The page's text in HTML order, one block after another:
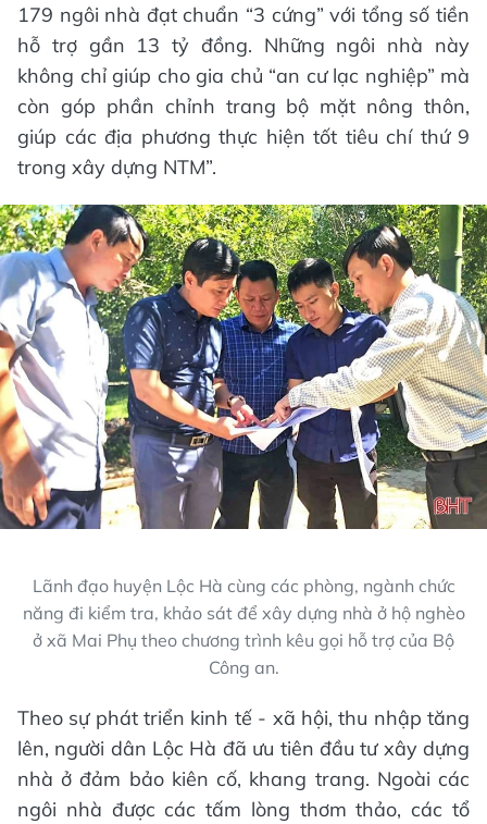
179 ngôi nhà đạt chuẩn “3 cứng” với tổng số tiền
hỗ trợ gần 13 tỷ đồng. Những ngôi nhà này
không chỉ giúp cho gia chủ “an cư lạc nghiệp” mà
còn góp phần chỉnh trang bộ mặt nông thôn,
giúp các địa phương thực hiện tốt tiêu chí thứ 9
trong xây dựng NTM”.
Lãnh đạo huyện Lộc Hà cùng các phòng, ngành chức
năng đi kiểm tra, khảo sát để xây dựng nhà ở hộ nghèo
ở xã Mai Phụ theo chương trình kêu gọi hỗ trợ của Bộ
Công an.
Theo sự phát triển kinh tế - xã hội, thu nhập tăng
lên, người dân Lộc Hà đã ưu tiên đầu tư xây dựng
nhà ở đảm bảo kiên cố, khang trang. Ngoài các
ngôi nhà được các tấm lòng thơm thảo, các tổ